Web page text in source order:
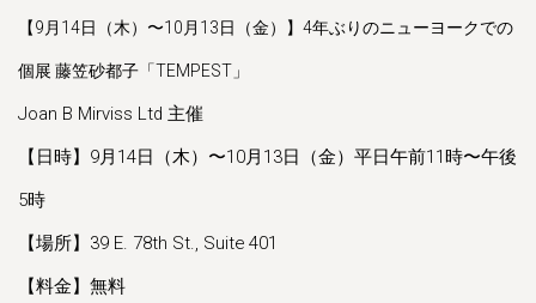
【9月14日（木）〜10月13日（金）】4年ぶりのニューヨークでの
個展 藤笠砂都子「TEMPEST」
Joan B Mirviss Ltd 主催
【日時】9月14日（木）〜10月13日（金）平日午前11時〜午後
5時
【場所】39 E. 78th St., Suite 401
【料金】無料